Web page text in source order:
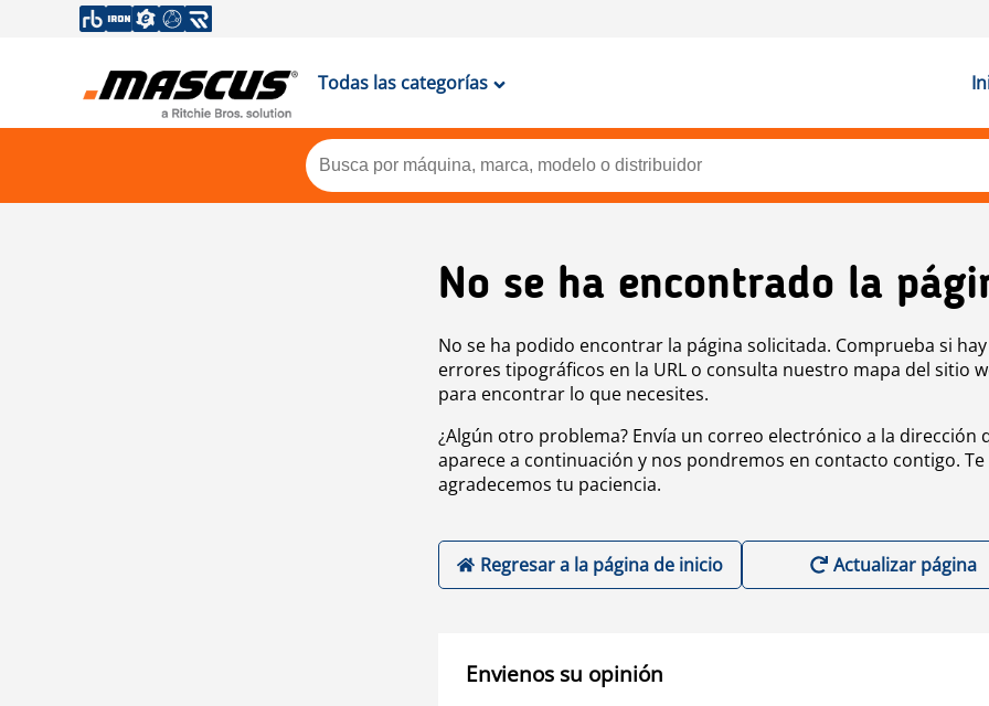
Todas las categorías
No se ha encontrado la
No se ha podido encontrar la página solicitada. Comprueba si hay
errores tipográficos en la URL o consulta nuestro mapa del sitio
para encontrar lo que necesites.
¿Algún otro problema? Envía un correo electrónico a la dirección
aparece a continuación y nos pondremos en contacto contigo. Te
agradecemos tu paciencia.
Regresar a la página de inicio Actualizar página
Envienos su opinión